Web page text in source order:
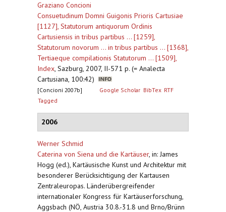
Graziano Concioni
Consuetudinum Domni Guigonis Prioris Cartusiae
[1127], Statutorum antiquorum Ordinis
Cartusiensis in tribus partibus ... [1259],
Statutorum novorum ... in tribus partibus ... [1368],
Tertiaeque compilationis Statutorum ... [1509],
Index, Sazburg, 2007, II-571 p. (= Analecta
Cartusiana, 100:42)
[Concioni 2007b] Google Scholar BibTex RTF
Tagged
2006
Werner Schmid
Caterina von Siena und die Kartäuser, in: James
Hogg (ed.), Kartäusische Kunst und Architektur mit
besonderer Berücksichtigung der Kartausen
Zentraleuropas. Länderübergreifender
internationaler Kongress für Kartäuserforschung,
Aggsbach (NÖ, Austria 30.8.-31.8 und Brno/Brünn